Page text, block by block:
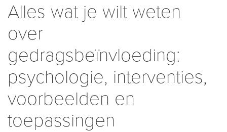
Alles wat je wilt weten
over
gedragsbeïnvloeding:
psychologie, interventies,
voorbeelden en
toepassingen